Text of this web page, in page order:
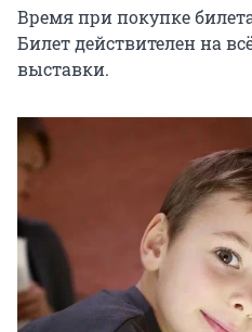
Время при покупке
Билет действителен на
выставки.